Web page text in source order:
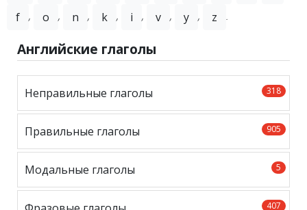
f , o , n , k , i , v , y , z .
Английские глаголы
318
Неправильные глаголы
905
Правильные глаголы
5
Модальные глаголы
407